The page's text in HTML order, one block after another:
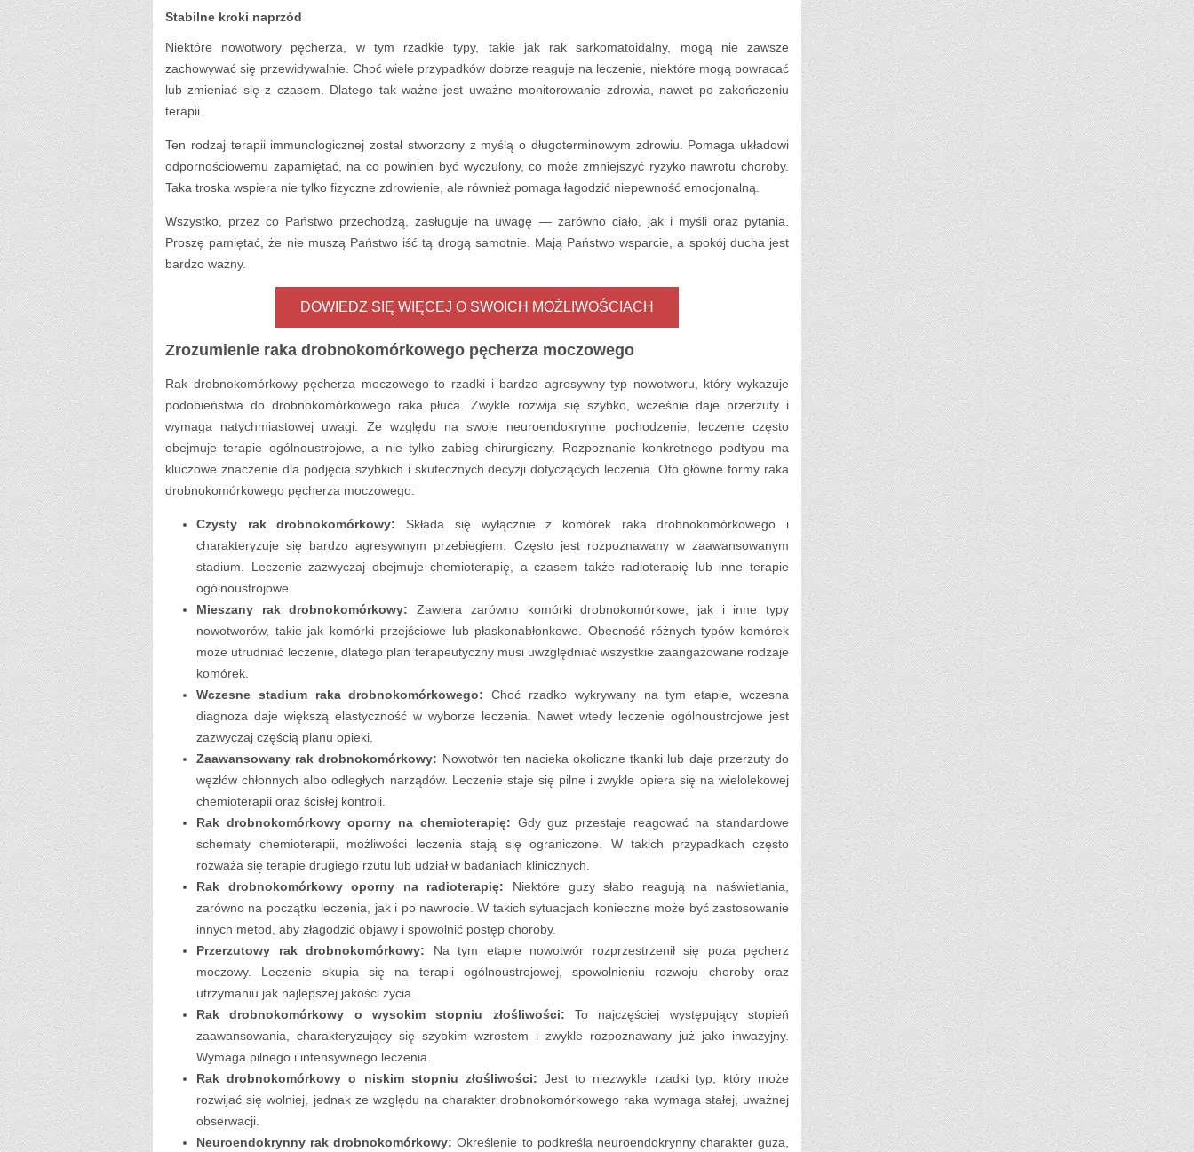
Stabilne kroki naprzód
Niektóre nowotwory pęcherza, w tym rzadkie typy, takie jak rak sarkomatoidalny, mogą nie zawsze
zachowywać się przewidywalnie. Choć wiele przypadków dobrze reaguje na leczenie, niektóre mogą powracać
lub zmieniać się z czasem. Dlatego tak ważne jest uważne monitorowanie zdrowia, nawet po zakończeniu
terapii.
Ten rodzaj terapii immunologicznej został stworzony z myślą o długoterminowym zdrowiu. Pomaga układowi
odpornościowemu zapamiętać, na co powinien być wyczulony, co może zmniejszyć ryzyko nawrotu choroby.
Taka troska wspiera nie tylko fizyczne zdrowienie, ale również pomaga łagodzić niepewność emocjonalną.
Wszystko, przez co Państwo przechodzą, zasługuje na uwagę — zarówno ciało, jak i myśli oraz pytania.
Proszę pamiętać, że nie muszą Państwo iść tą drogą samotnie. Mają Państwo wsparcie, a spokój ducha jest
bardzo ważny.
DOWIEDZ SIĘ WIĘCEJ O SWOICH MOŻLIWOŚCIACH
Zrozumienie raka drobnokomórkowego pęcherza moczowego
Rak drobnokomórkowy pęcherza moczowego to rzadki i bardzo agresywny typ nowotworu, który wykazuje
podobieństwa do drobnokomórkowego raka płuca. Zwykle rozwija się szybko, wcześnie daje przerzuty i
wymaga natychmiastowej uwagi. Ze względu na swoje neuroendokrynne pochodzenie, leczenie często
obejmuje terapie ogólnoustrojowe, a nie tylko zabieg chirurgiczny. Rozpoznanie konkretnego podtypu ma
kluczowe znaczenie dla podjęcia szybkich i skutecznych decyzji dotyczących leczenia. Oto główne formy raka
drobnokomórkowego pęcherza moczowego:
Czysty rak drobnokomórkowy: Składa się wyłącznie z komórek raka drobnokomórkowego i
charakteryzuje się bardzo agresywnym przebiegiem. Często jest rozpoznawany w zaawansowanym
stadium. Leczenie zazwyczaj obejmuje chemioterapię, a czasem także radioterapię lub inne terapie
ogólnoustrojowe.
Mieszany rak drobnokomórkowy: Zawiera zarówno komórki drobnokomórkowe, jak i inne typy
nowotworów, takie jak komórki przejściowe lub płaskonabłonkowe. Obecność różnych typów komórek
może utrudniać leczenie, dlatego plan terapeutyczny musi uwzględniać wszystkie zaangażowane rodzaje
komórek.
Wczesne stadium raka drobnokomórkowego: Choć rzadko wykrywany na tym etapie, wczesna
diagnoza daje większą elastyczność w wyborze leczenia. Nawet wtedy leczenie ogólnoustrojowe jest
zazwyczaj częścią planu opieki.
Zaawansowany rak drobnokomórkowy: Nowotwór ten nacieka okoliczne tkanki lub daje przerzuty do
węzłów chłonnych albo odległych narządów. Leczenie staje się pilne i zwykle opiera się na wielolekowej
chemioterapii oraz ścisłej kontroli.
Rak drobnokomórkowy oporny na chemioterapię: Gdy guz przestaje reagować na standardowe
schematy chemioterapii, możliwości leczenia stają się ograniczone. W takich przypadkach często
rozważa się terapie drugiego rzutu lub udział w badaniach klinicznych.
Rak drobnokomórkowy oporny na radioterapię: Niektóre guzy słabo reagują na naświetlania,
zarówno na początku leczenia, jak i po nawrocie. W takich sytuacjach konieczne może być zastosowanie
innych metod, aby złagodzić objawy i spowolnić postęp choroby.
Przerzutowy rak drobnokomórkowy: Na tym etapie nowotwór rozprzestrzenił się poza pęcherz
moczowy. Leczenie skupia się na terapii ogólnoustrojowej, spowolnieniu rozwoju choroby oraz
utrzymaniu jak najlepszej jakości życia.
Rak drobnokomórkowy o wysokim stopniu złośliwości: To najczęściej występujący stopień
zaawansowania, charakteryzujący się szybkim wzrostem i zwykle rozpoznawany już jako inwazyjny.
Wymaga pilnego i intensywnego leczenia.
Rak drobnokomórkowy o niskim stopniu złośliwości: Jest to niezwykle rzadki typ, który może
rozwijać się wolniej, jednak ze względu na charakter drobnokomórkowego raka wymaga stałej, uważnej
obserwacji.
Neuroendokrynny rak drobnokomórkowy: Określenie to podkreśla neuroendokrynny charakter guza,